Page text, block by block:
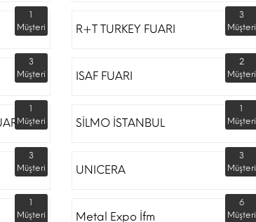
1
Müşteri
R+T TURKEY FUARI
3
Müşteri
3
Müşteri
ISAF FUARI
2
Müşteri
1
Müşteri
SİLMO İSTANBUL
1
Müşteri
3
Müşteri
UNICERA
3
Müşteri
1
Müşteri
Metal Expo İfm
6
Müşteri